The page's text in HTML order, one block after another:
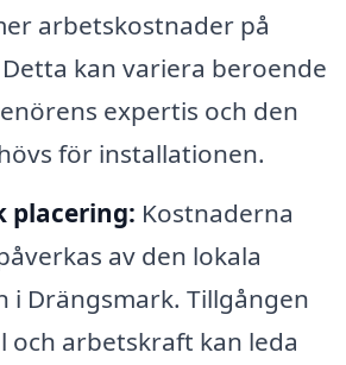
arbetskostnader på
kan variera beroende
expertis och den
för installationen.
placering: Kostnaderna
av den lokala
i Drängsmark. Tillgången
och arbetskraft kan leda